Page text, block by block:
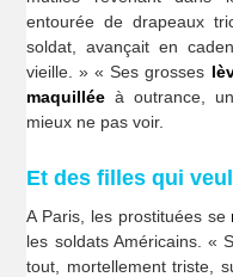
entourée de drapeaux
soldat, avançait en
vieille. » « Ses grosses
maquillée à outrance,
mieux ne pas voir.
Et des filles qui
A Paris, les prostituées se
les soldats Américains. «
tout, mortellement triste,